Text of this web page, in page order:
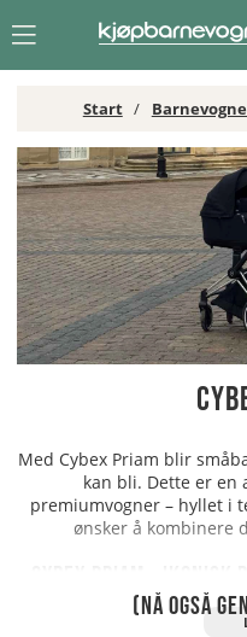
Start
Med Cybex Priam blir
kan bli. Dette er en
premiumvogner – hyllet i
ønsker å kombinere
(nå også